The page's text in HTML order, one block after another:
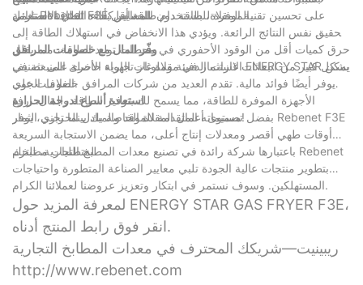
لمعايير كفاءة الطاقة الصارمة.
الموفرة للطاقة دون المساس بأداء القلي الاستثنائي.
تعمل Rebenet F3E على تحسين تقنية المقلاة، باستخدام طاقة أقل
لتحقيق نفس النتائج الرائعة. ويؤدي هذا الانخفاض في استهلاك الطاقة إلى
حرق كميات أقل من الوقود الأحفوري في محطات توليد الطاقة، مما يقلل
بشكل كبير من انبعاثات غازات الدفيئة وملوثات الهواء الأخرى المنبعثة في
الغلاف الجوي.
وفّر المال مع خصومات المرافق
الاستثمار في مقلاة غاز تجارية حاصلة على تصنيف ENERGY STAR يمكن
أن يوفر أيضًا فوائد مالية. تقدم العديد من شركات المرافق خصومات على
الأجهزة الموفرة للطاقة، مما يسمح لك بتوفير الطاقة والمال. ارفع
مستوى أعمال المقلاة الخاصة بك بينما تجني الثمار!
استعادة أسرع لدرجة الحرارة
بفضل تصميماته المتقدمة للموقد والمبادل الحراري، يوفر Rebenet F3E
أوقات طهي أقصر ومعدلات إنتاج أعلى، مما يضمن الاستجابة السريعة
لمتطلبات مطبخك.
باعتبارها شركة رائدة في تصنيع معدات المطبخ التجارية، تلتزم Rebenet
بتطوير منتجات عالية الجودة تلبي معايير الصناعة المتطورة واحتياجات
المستهلكين. وسوف نستمر في ابتكار وتعزيز عروضنا لعملائنا الكرام.
لمعرفة المزيد حول ENERGY STAR GAS FRYER F3E،
انقر فوق رابط المنتج أدناه.
http://www.rebenet.com